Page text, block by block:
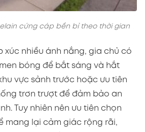
cứng cáp bền bỉ theo thời gian
xúc nhiều ánh nắng, gia chủ có
bóng để bắt sáng và hắt
vực sảnh trước hoặc ưu tiên
trơn trượt để đảm bảo an
Tuy nhiên nên ưu tiên chọn
mang lại cảm giác rộng rãi,